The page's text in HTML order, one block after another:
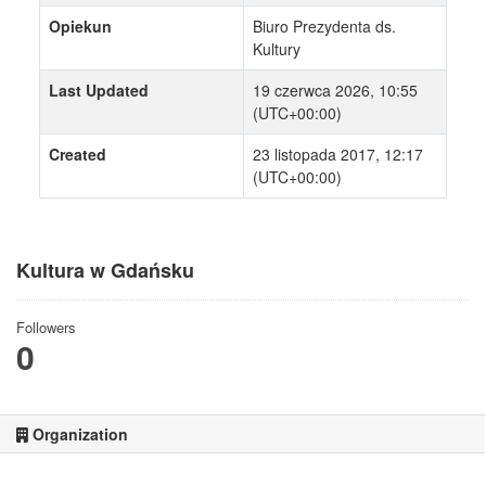
Kultura w Gdańsku
Followers
0
Organization
Opiekun
Biuro Prezydenta ds.
Kultury
Last Updated
19 czerwca 2026, 10:55
(UTC+00:00)
Created
23 listopada 2017, 12:17
(UTC+00:00)